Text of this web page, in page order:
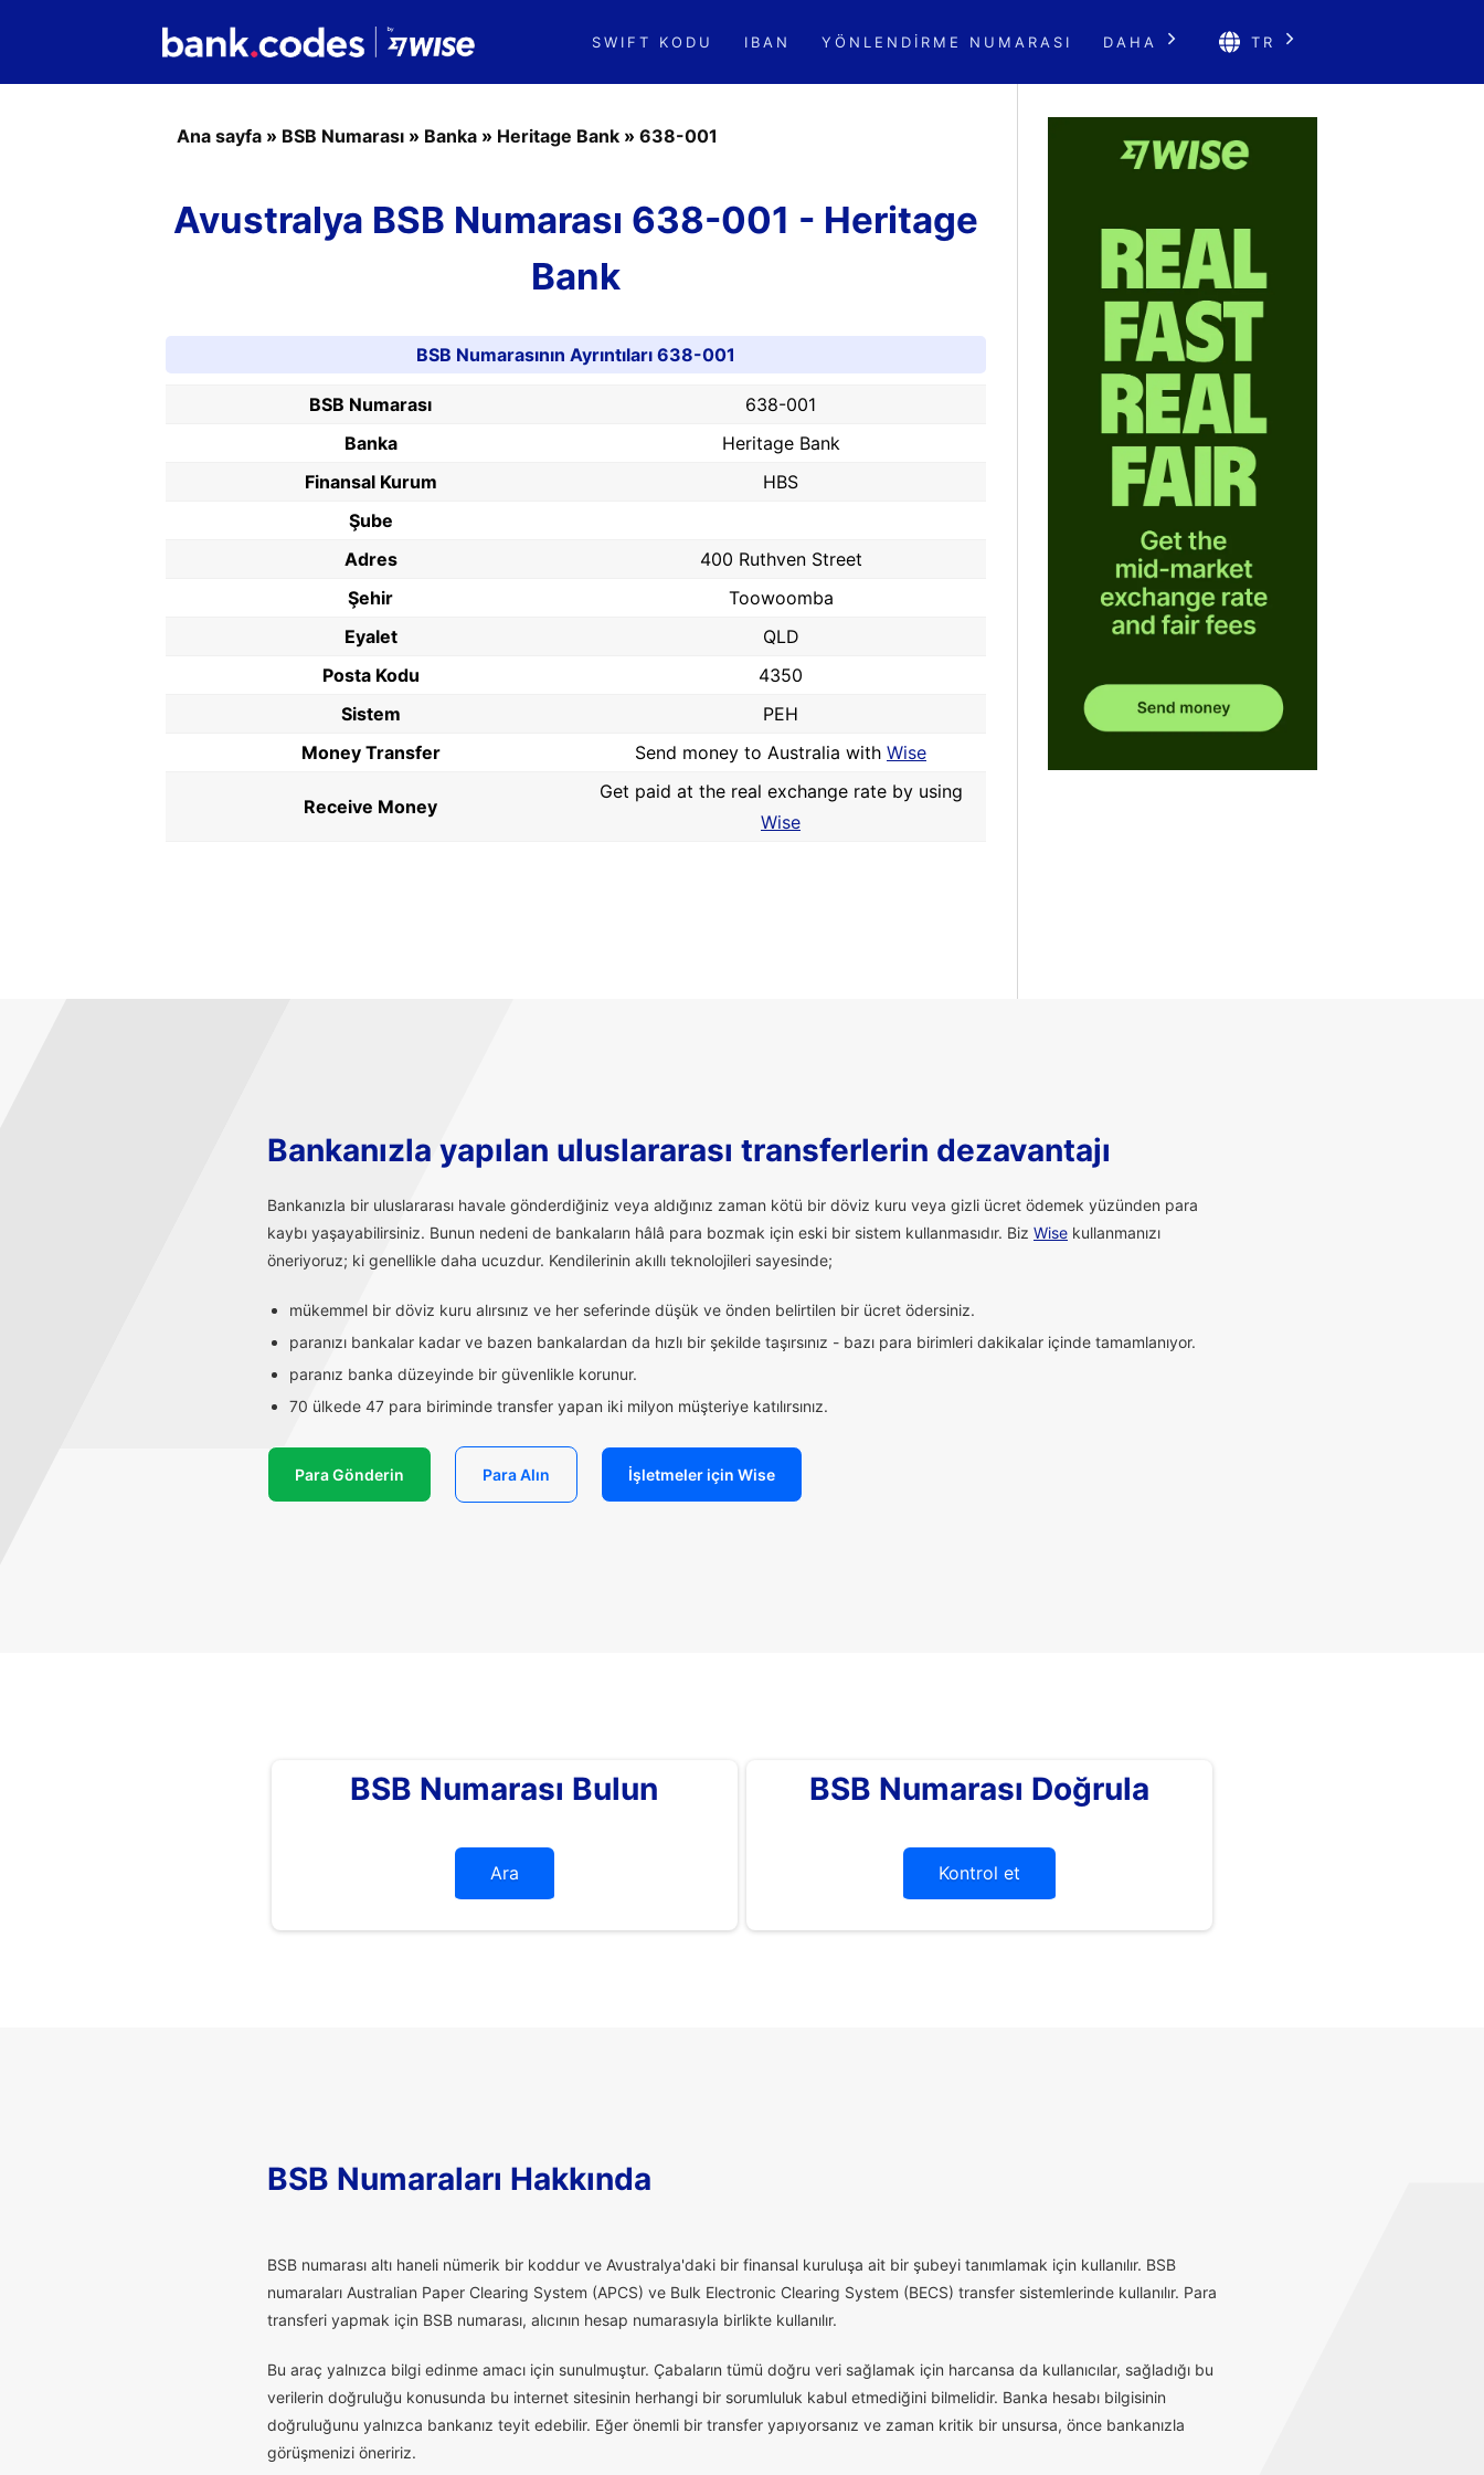
SWIFT KODU IBAN YÖNLENDIRME NUMARASI DAHA TR
Ana sayfa » BSB Numarası » Banka » Heritage Bank » 638-001
Avustralya BSB Numarası 638-001 - Heritage
Bank
BSB Numarasının Ayrıntıları 638-001
BSB Numarası
638-001
Banka
Heritage Bank
Finansal Kurum
HBS
Şube
Adres
400 Ruthven Street
Şehir
Toowoomba
Eyalet
QLD
Posta Kodu
4350
Sistem
PEH
Money Transfer
Send money to Australia with Wise
Receive Money
Get paid at the real exchange rate by using
Wise
Bankanızla yapılan uluslararası transferlerin dezavantajı
Bankanızla bir uluslararası havale gönderdiğiniz veya aldığınız zaman kötü bir döviz kuru veya gizli ücret ödemek yüzünden para
kaybı yaşayabilirsiniz. Bunun nedeni de bankaların hâlâ para bozmak için eski bir sistem kullanmasıdır. Biz Wise kullanmanızı
öneriyoruz; ki genellikle daha ucuzdur. Kendilerinin akıllı teknolojileri sayesinde;
mükemmel bir döviz kuru alırsınız ve her seferinde düşük ve önden belirtilen bir ücret ödersiniz.
paranızı bankalar kadar ve bazen bankalardan da hızlı bir şekilde taşırsınız - bazı para birimleri dakikalar içinde tamamlanıyor.
paranız banka düzeyinde bir güvenlikle korunur.
70 ülkede 47 para biriminde transfer yapan iki milyon müşteriye katılırsınız.
Para Gönderin Para Alın İşletmeler için Wise
BSB Numarası Bulun
Ara
BSB Numarası Doğrula
Kontrol et
BSB Numaraları Hakkında
BSB numarası altı haneli nümerik bir koddur ve Avustralya'daki bir finansal kuruluşa ait bir şubeyi tanımlamak için kullanılır. BSB
numaraları Australian Paper Clearing System (APCS) ve Bulk Electronic Clearing System (BECS) transfer sistemlerinde kullanılır. Para
transferi yapmak için BSB numarası, alıcının hesap numarasıyla birlikte kullanılır.
Bu araç yalnızca bilgi edinme amacı için sunulmuştur. Çabaların tümü doğru veri sağlamak için harcansa da kullanıcılar, sağladığı bu
verilerin doğruluğu konusunda bu internet sitesinin herhangi bir sorumluluk kabul etmediğini bilmelidir. Banka hesabı bilgisinin
doğruluğunu yalnızca bankanız teyit edebilir. Eğer önemli bir transfer yapıyorsanız ve zaman kritik bir unsursa, önce bankanızla
görüşmenizi öneririz.